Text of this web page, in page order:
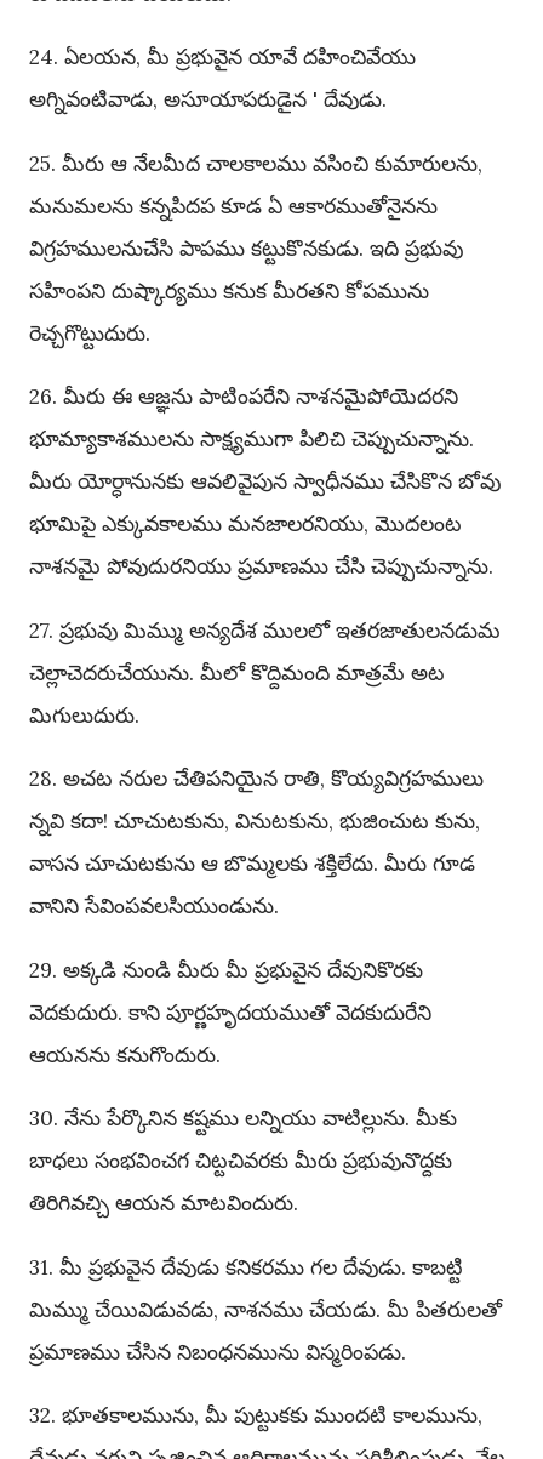
24. ఏలయన, మీ ప్రభువైన యావే దహించివేయు
అగ్నివంటివాడు, అసూయాపరుడైన ' దేవుడు.
25. మీరు ఆ నేలమీద చాలకాలము వసించి కుమారులను,
మనుమలను కన్నపిదప కూడ ఏ ఆకారముతోనైనను
విగ్రహములనుచేసి పాపము కట్టుకొనకుడు. ఇది ప్రభువు
సహింపని దుష్కార్యము కనుక మీరతని కోపమును
రెచ్చగొట్టుదురు.
26. మీరు ఈ ఆజ్ఞను పాటింపరేని నాశనమైపోయెదరని
భూమ్యాకాశములను సాక్ష్యముగా పిలిచి చెప్పుచున్నాను.
మీరు యోర్ధానునకు ఆవలివైపున స్వాధీనము చేసికొన బోవు
భూమిపై ఎక్కువకాలము మనజాలరనియు, మొదలంట
నాశనమై పోవుదురనియు ప్రమాణము చేసి చెప్పుచున్నాను.
27. ప్రభువు మిమ్ము అన్యదేశ ములలో ఇతరజాతులనడుమ
చెల్లాచెదరుచేయును. మీలో కొద్దిమంది మాత్రమే అట
మిగులుదురు.
28. అచట నరుల చేతిపనియైన రాతి, కొయ్యవిగ్రహములు
న్నవి కదా! చూచుటకును, వినుటకును, భుజించుట కును,
వాసన చూచుటకును ఆ బొమ్మలకు శక్తిలేదు. మీరు గూడ
వానిని సేవింపవలసియుండును.
29. అక్కడి నుండి మీరు మీ ప్రభువైన దేవునికొరకు
వెదకుదురు. కాని పూర్ణహృదయముతో వెదకుదురేని
ఆయనను కనుగొందురు.
30. నేను పేర్కొనిన కష్టము లన్నియు వాటిల్లును. మీకు
బాధలు సంభవించగ చిట్టచివరకు మీరు ప్రభువునొద్దకు
తిరిగివచ్చి ఆయన మాటవిందురు.
31. మీ ప్రభువైన దేవుడు కనికరము గల దేవుడు. కాబట్టి
మిమ్ము చేయివిడువడు, నాశనము చేయడు. మీ పితరులతో
ప్రమాణము చేసిన నిబంధనమును విస్మరింపడు.
32. భూతకాలమును, మీ పుట్టుకకు ముందటి కాలమును,